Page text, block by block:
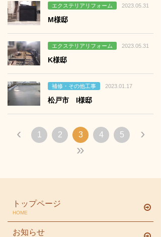
エクステリアリフォーム 2023.05.31
M様邸
エクステリアリフォーム 2023.05.31
K様邸
補修・その他工事 2023.01.17
松戸市 I様邸
‹ 1 2 3 4 5
›
»
トップページ
HOME
お知らせ